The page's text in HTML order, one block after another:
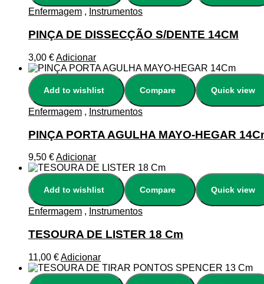
Enfermagem , Instrumentos
PINÇA DE DISSECÇÃO S/DENTE 14CM
3,00 €Adicionar
Add to wishlist Compare Quick view
Enfermagem , Instrumentos
PINÇA PORTA AGULHA MAYO-HEGAR
9,50 €Adicionar
Add to wishlist Compare Quick view
Enfermagem , Instrumentos
TESOURA DE LISTER 18 Cm
11,00 €Adicionar